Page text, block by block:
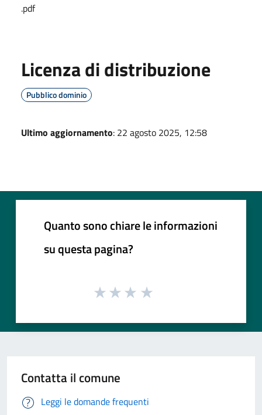
.pdf
Licenza di distribuzione
Pubblico dominio
Ultimo aggiornamento: 22 agosto 2025, 12:58
Quanto sono chiare le informazioni
su questa pagina?
Contatta il comune
Leggi le domande frequenti